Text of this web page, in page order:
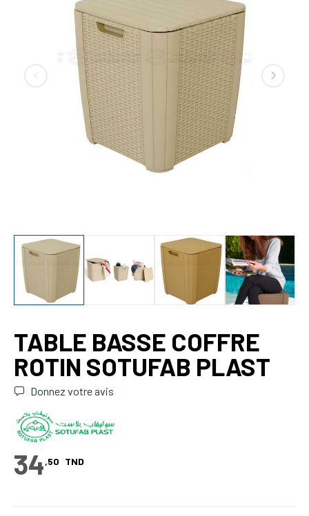
TABLE BASSE COFFRE
ROTIN SOTUFAB PLAST
Donnez votre avis
34,50 TND